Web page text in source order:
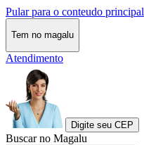
Pular para o conteudo principal
Tem no magalu
Atendimento
Digite seu CEP
Buscar no Magalu